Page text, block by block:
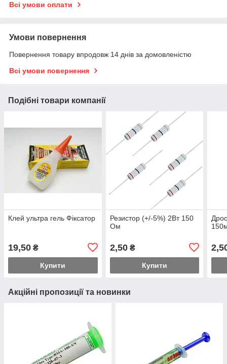
Всі умови оплати
Умови повернення
Повернення товару впродовж 14 днів за домовленістю
Всі умови повернення
Подібні товари компанії
Клей ультра гель Фіксатор
19,50 ₴
Купити
Резистор (+/-5%) 2Вт 150
Ом
2,50₴
Купити
Акційні пропозиції та новинки